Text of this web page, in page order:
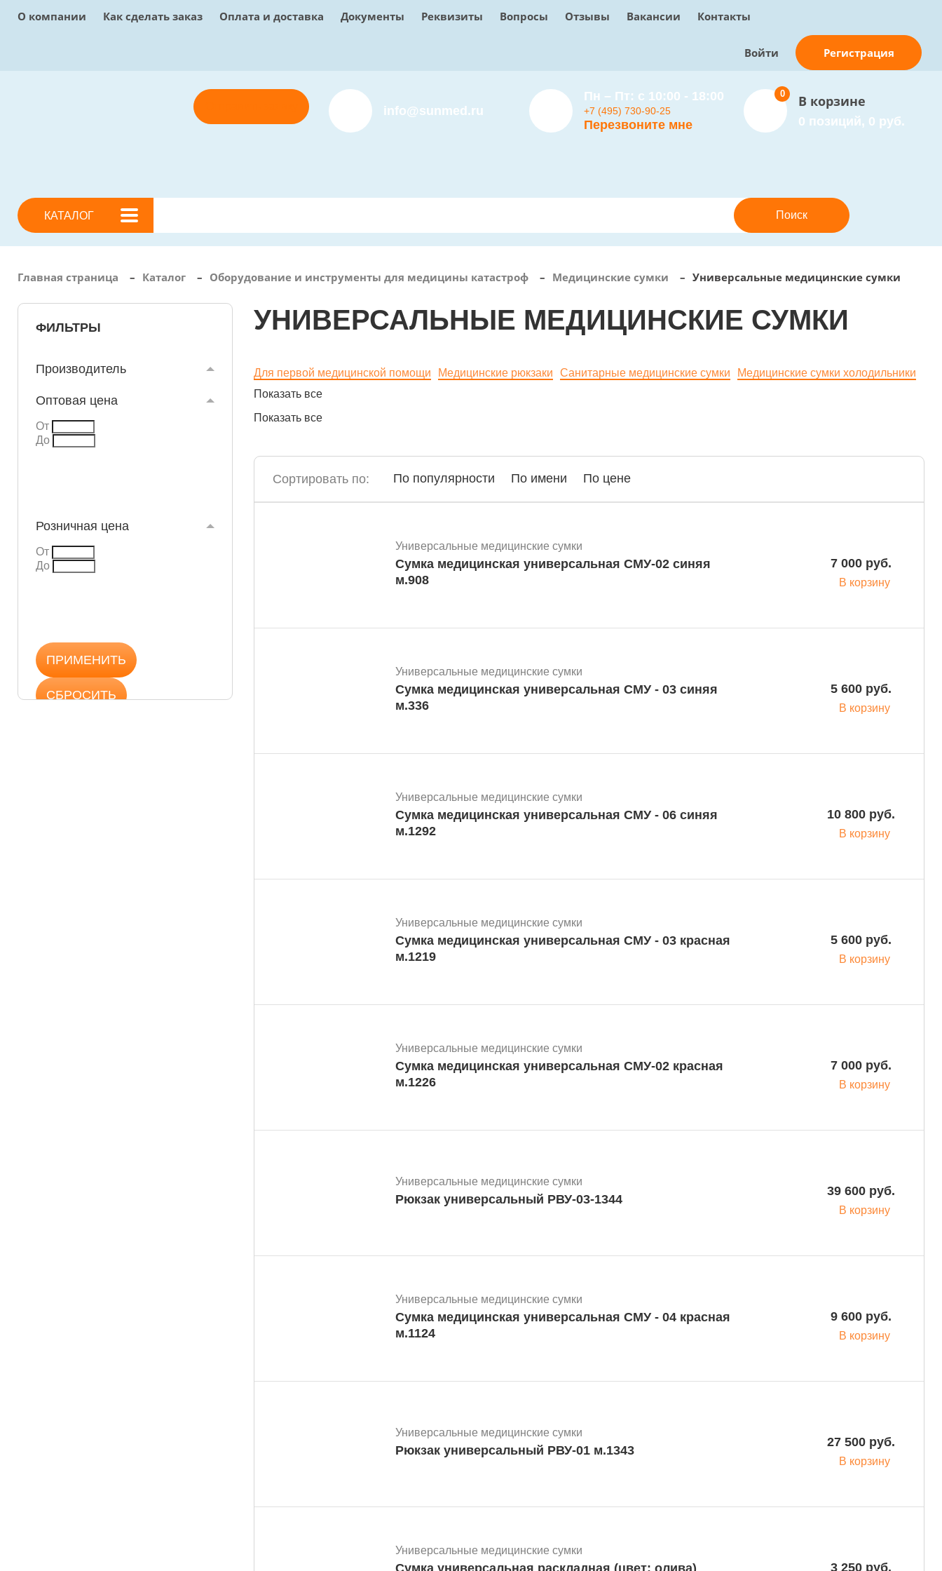
О компании Как сделать заказ Оплата и доставка Документы Реквизиты Вопросы Отзывы Вакансии Контакты
Войти Регистрация
info@sunmed.ru
Пн – Пт: с 10:00 - 18:00
+7 (495) 730-90-25
Перезвоните мне
В корзине
0 позиций, 0 руб.
0
КАТАЛОГ
Главная страница – Каталог – Оборудование и инструменты для медицины катастроф – Медицинские сумки – Универсальные медицинские сумки
ФИЛЬТРЫ
Производитель
Оптовая цена
От
До
Розничная цена
От
До
УНИВЕРСАЛЬНЫЕ МЕДИЦИНСКИЕ СУМКИ
Для первой медицинской помощи Медицинские рюкзаки Санитарные медицинские сумки
Медицинские сумки холодильники
Показать все
Показать все
Сортировать по: По популярности По имени По цене
Универсальные медицинские сумки
Сумка медицинская универсальная СМУ-02 синяя
м.908
7 000 руб.
В корзину
Универсальные медицинские сумки
Сумка медицинская универсальная СМУ - 03 синяя
м.336
5 600 руб.
В корзину
Универсальные медицинские сумки
Сумка медицинская универсальная СМУ - 06 синяя
м.1292
10 800 руб.
В корзину
Универсальные медицинские сумки
Сумка медицинская универсальная СМУ - 03 красная
м.1219
5 600 руб.
В корзину
Универсальные медицинские сумки
Сумка медицинская универсальная СМУ-02 красная
м.1226
7 000 руб.
В корзину
Универсальные медицинские сумки
Рюкзак универсальный РВУ-03-1344
39 600 руб.
В корзину
Универсальные медицинские сумки
Сумка медицинская универсальная СМУ - 04 красная
м.1124
9 600 руб.
В корзину
Универсальные медицинские сумки
Рюкзак универсальный РВУ-01 м.1343
27 500 руб.
В корзину
Универсальные медицинские сумки
Сумка универсальная раскладная (цвет: олива) 3 250 руб.